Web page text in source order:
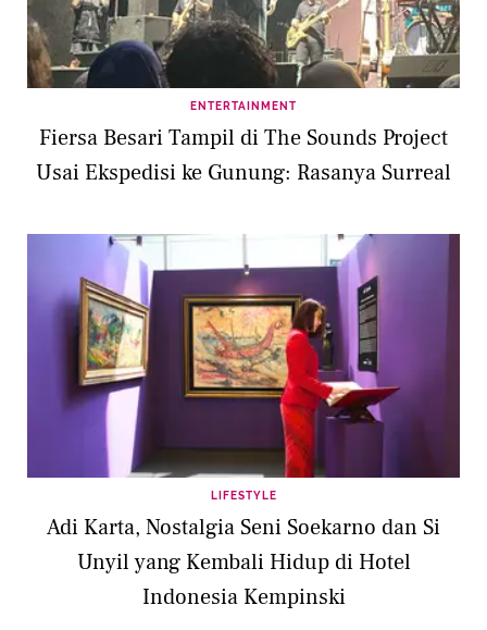
ENTERTAINMENT
Fiersa Besari Tampil di The Sounds Project
Usai Ekspedisi ke Gunung: Rasanya Surreal
LIFESTYLE
Adi Karta, Nostalgia Seni Soekarno dan Si
Unyil yang Kembali Hidup di Hotel
Indonesia Kempinski